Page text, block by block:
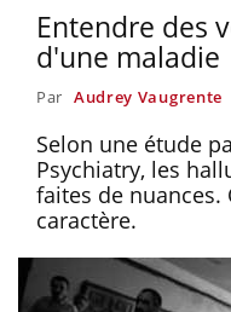
Entendre des
d'une maladie
Par Audrey Vaugrente
Selon une étude
Psychiatry, les
faites de nuances.
caractère.